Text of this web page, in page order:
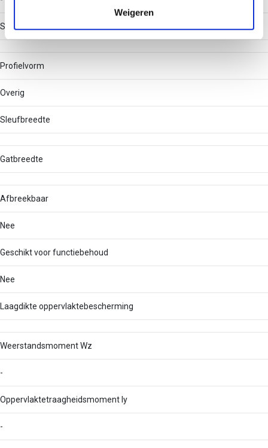
Weigeren
Soort perforatie
Profielvorm
Overig
Sleufbreedte
Gatbreedte
Afbreekbaar
Nee
Geschikt voor functiebehoud
Nee
Laagdikte oppervlaktebescherming
Weerstandsmoment Wz
-
Oppervlaktetraagheidsmoment Iy
-